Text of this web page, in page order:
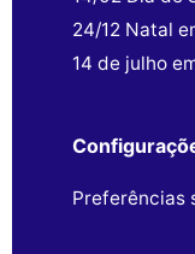
24/12 Natal
14 de julho
Preferências